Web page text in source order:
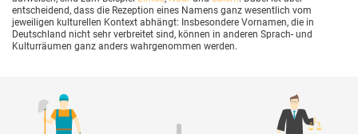
entscheidend, dass die Rezeption eines Namens ganz wesentlich vom
jeweiligen kulturellen Kontext abhängt: Insbesondere Vornamen, die in
Deutschland nicht sehr verbreitet sind, können in anderen Sprach- und
Kulturräumen ganz anders wahrgenommen werden.